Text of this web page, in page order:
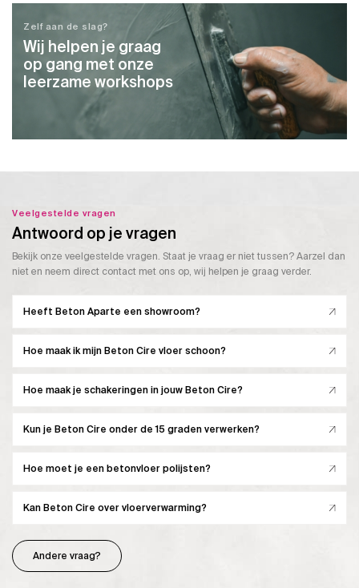
Zelf aan de slag?
Wij helpen je graag
op gang met onze
leerzame workshops
Veelgestelde vragen
Antwoord op je vragen
Bekijk onze veelgestelde vragen. Staat je vraag er niet tussen? Aarzel dan
niet en neem direct contact met ons op, wij helpen je graag verder.
Heeft Beton Aparte een showroom?
Hoe maak ik mijn Beton Cire vloer schoon?
Hoe maak je schakeringen in jouw Beton Cire?
Kun je Beton Cire onder de 15 graden verwerken?
Hoe moet je een betonvloer polijsten?
Kan Beton Cire over vloerverwarming?
Andere vraag?